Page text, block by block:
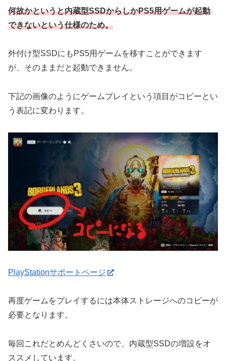
何故かというと内蔵型SSDからしかPS5用ゲームが起動
できないという仕様のため。
外付け型SSDにもPS5用ゲームを移すことができます
が、そのままだと起動できません。
下記の画像のようにゲームプレイという項目がコピーとい
う表記に変わります。
PlayStationサポートページ
再度ゲームをプレイするには本体ストレージへのコピーが
必要となります。
毎回これだとめんどくさいので、内蔵型SSDの増設をオ
ススメしています。